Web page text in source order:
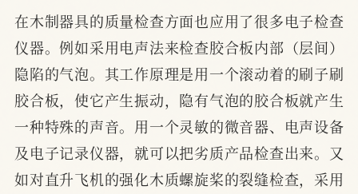
在木制器具的质量检查方面也应用了很多电子检查
仪器。例如采用电声法来检查胶合板内部（层间）
隐陷的气泡。其工作原理是用一个滚动着的刷子刷
胶合板，使它产生振动，隐有气泡的胶合板就产生
一种特殊的声音。用一个灵敏的微音器、电声设备
及电子记录仪器，就可以把劣质产品检查出来。又
如对直升飞机的强化木质螺旋桨的裂缝检查，采用